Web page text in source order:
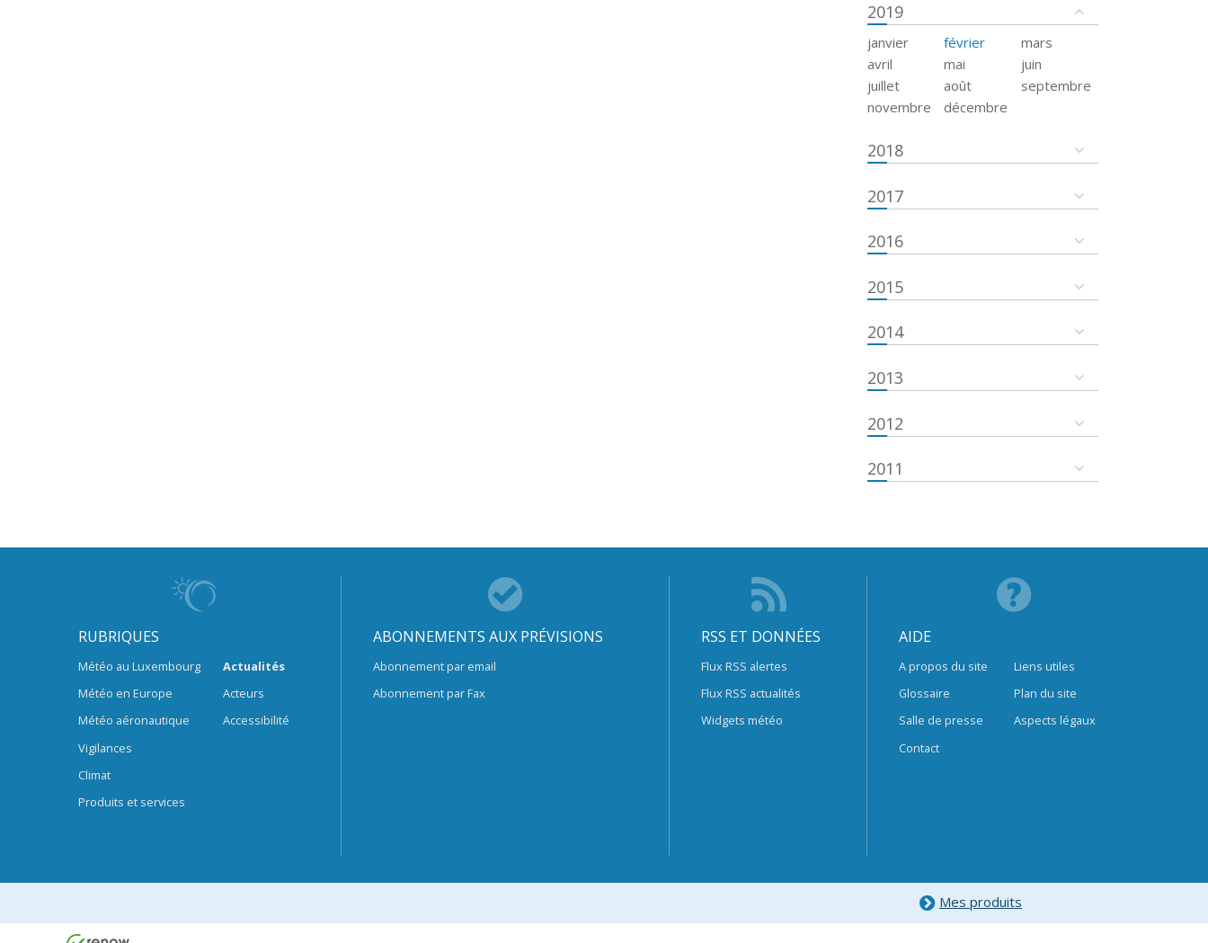
2019
janvier février
mars
avril
mai
juin
juillet
août
septembre
novembre
décembre
2018
2017
2016
2015
2014
2013
2012
2011
RUBRIQUES
Météo au Luxembourg
Météo en Europe
Météo aéronautique
Vigilances
Climat
Produits et services
Actualités
Acteurs
Accessibilité
ABONNEMENTS AUX PRÉVISIONS
Abonnement par email
Abonnement par Fax
RSS ET DONNÉES
Flux RSS alertes
Flux RSS actualités
Widgets météo
AIDE
A propos du site
Glossaire
Salle de presse
Contact
Liens utiles
Plan du site
Aspects légaux
Mes produits